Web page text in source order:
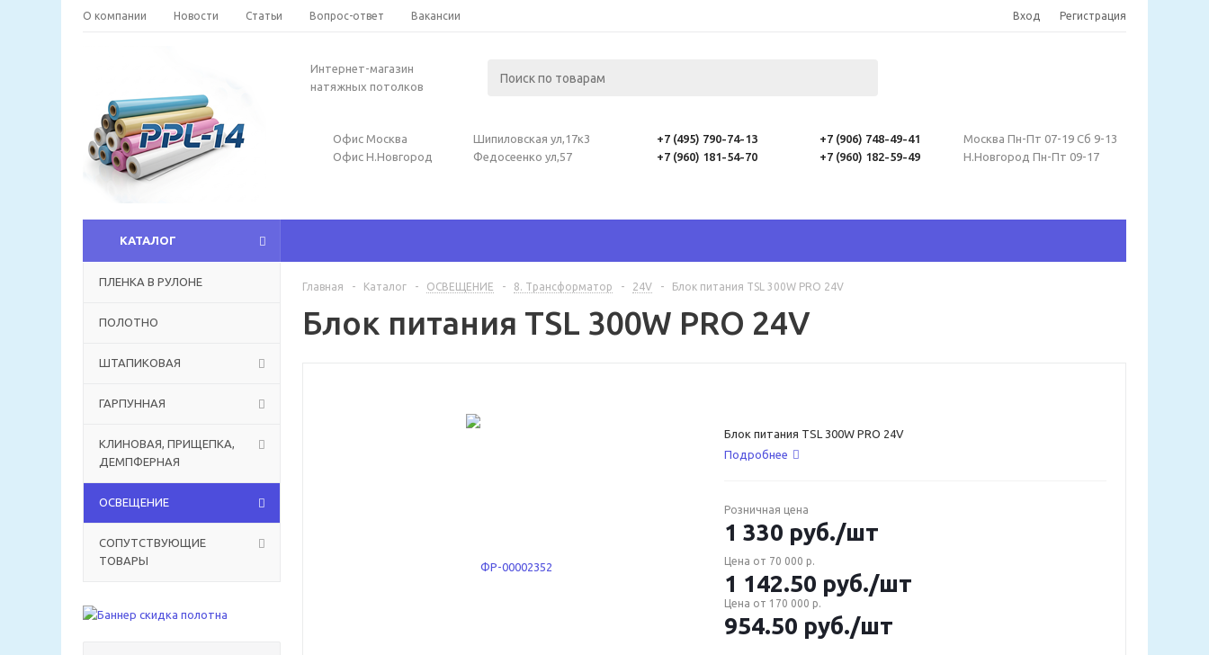
О компании Новости Статьи Вопрос-ответ Вакансии Вход Регистрация
Интернет-магазин
натяжных потолков
Офис Москва
Офис Н.Новгород
Шипиловская ул,17к3
Федосеенко ул,57
+7 (495) 790-74-13
+7 (960) 181-54-70
+7 (906) 748-49-41
+7 (960) 182-59-49
Москва Пн-Пт 07-19 Сб 9-13
Н.Новгород Пн-Пт 09-17
КАТАЛОГ
ПЛЕНКА В РУЛОНЕ
ПОЛОТНО
ШТАПИКОВАЯ
ГАРПУННАЯ
КЛИНОВАЯ, ПРИЩЕПКА,
ДЕМПФЕРНАЯ
ОСВЕЩЕНИЕ
СОПУТСТВУЮЩИЕ
ТОВАРЫ
Главная - Каталог - ОСВЕЩЕНИЕ - 8. Трансформатор - 24V - Блок питания TSL 300W PRO 24V
Блок питания TSL 300W PRO 24V
Блок питания TSL 300W PRO 24V
Подробнее
Розничная цена
1 330 руб./шт
Цена от 70 000 р.
1 142.50 руб./шт
Цена от 170 000 р.
954.50 руб./шт